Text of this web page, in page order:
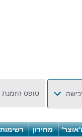
טופס הזמנת
מחירון